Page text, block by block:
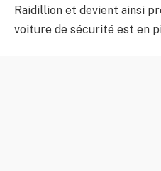
Raidillion et devient ainsi
voiture de sécurité est en